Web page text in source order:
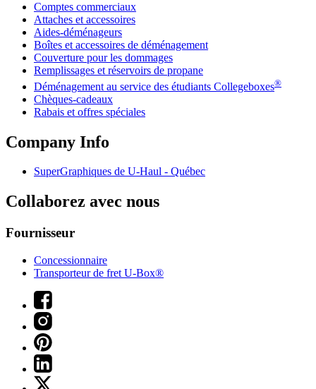
Comptes commerciaux
Attaches et accessoires
Aides-déménageurs
Boîtes et accessoires de déménagement
Couverture pour les dommages
Remplissages et réservoirs de propane
Déménagement au service des étudiants Collegeboxes®
Chèques-cadeaux
Rabais et offres spéciales
Company Info
SuperGraphiques de U-Haul - Québec
Collaborez avec nous
Fournisseur
Concessionnaire
Transporteur de fret U-Box®